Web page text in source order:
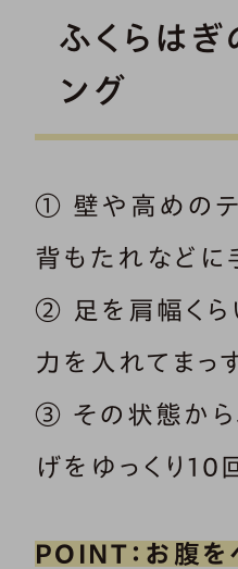
ふくらは
ング
① 壁や高めのテ
背もたれなどに
② 足を肩幅くら
力を入れてまっ
③ その状態から
げをゆっくり10
POINT：お腹を